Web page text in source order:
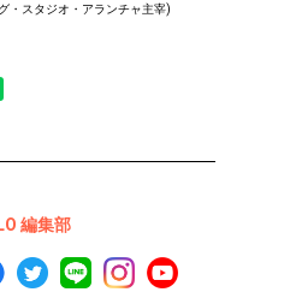
・スタジオ・アランチャ主宰)
編集部